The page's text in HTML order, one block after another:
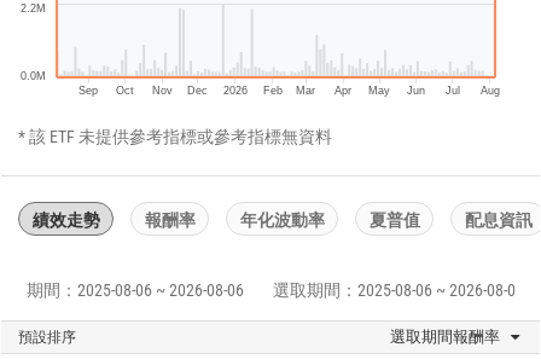
Sep Oct Nov Dec 2026 Feb Mar Apr May Jun Jul Aug
0.0M
2.2M
* 該 ETF 未提供參考指標或參考指標無資料
績效走勢 報酬率 年化波動率 夏普值 配息資訊
期間：2025-08-06 ~ 2026-08-06 選取期間：2025-08-06 ~ 2026-08-06
預設排序 選取期間報酬率